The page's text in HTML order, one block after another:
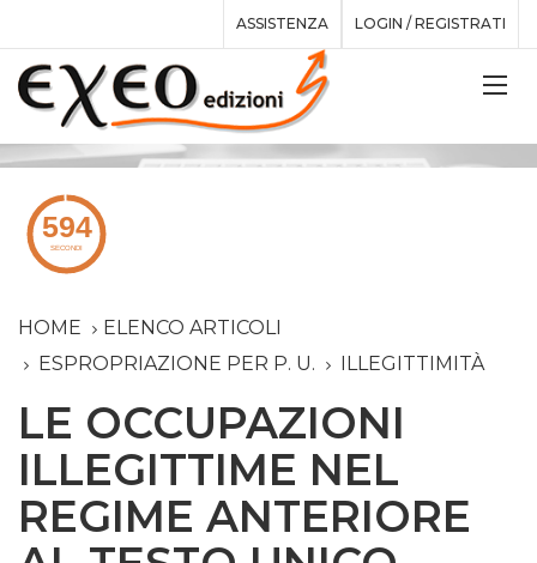
ASSISTENZA LOGIN / REGISTRATI
HOME
ELENCO ARTICOLI
ESPROPRIAZIONE PER P. U.
ILLEGITTIMITÀ
LE OCCUPAZIONI
ILLEGITTIME NEL
REGIME ANTERIORE